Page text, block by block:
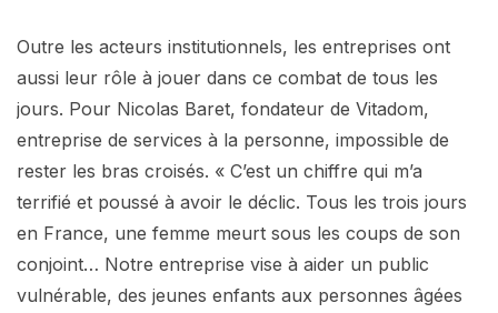
Outre les acteurs institutionnels, les entreprises ont
aussi leur rôle à jouer dans ce combat de tous les
jours. Pour Nicolas Baret, fondateur de Vitadom,
entreprise de services à la personne, impossible de
rester les bras croisés. « C’est un chiffre qui m’a
terrifié et poussé à avoir le déclic. Tous les trois jours
en France, une femme meurt sous les coups de son
conjoint… Notre entreprise vise à aider un public
vulnérable, des jeunes enfants aux personnes âgées